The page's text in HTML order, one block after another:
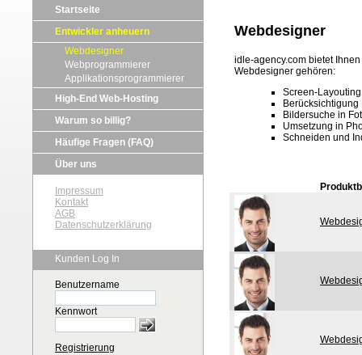
Startseite
Entwickler anheuern
Webdesigner
Webprogrammierer
Applikationsprogrammierer
High-End Web-Hosting
Warum so billig?
Häufige Fragen (FAQ)
Über uns
Impressum
Kontakt
AGB
Datenschutzerklärung
Kunden Log In
Benutzername
Kennwort
Registrierung
Webdesigner
idle-agency.com bietet
Webdesigner gehören:
Screen-Layouting
Bildersuche in
Umsetzung in
Schneiden und